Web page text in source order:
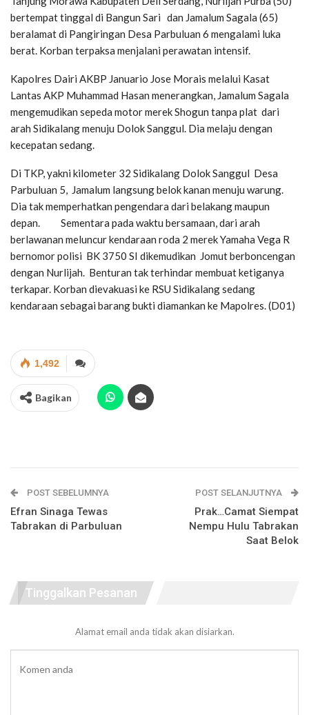
bertempat tinggal di Bangun Sari dan Jamalum Sagala (65)
beralamat di Pangiringan Desa Parbuluan 6 mengalami luka
berat. Korban terpaksa menjalani perawatan intensif.
Kapolres Dairi AKBP Januario Jose Morais melalui Kasat
Lantas AKP Muhammad Hasan menerangkan, Jamalum Sagala
mengemudikan sepeda motor merek Shogun tanpa plat dari
arah Sidikalang menuju Dolok Sanggul. Dia melaju dengan
kecepatan sedang.
Di TKP, yakni kilometer 32 Sidikalang Dolok Sanggul Desa
Parbuluan 5, Jamalum langsung belok kanan menuju warung.
Dia tak memperhatkan pengendara dari belakang maupun
depan. Sementara pada waktu bersamaan, dari arah
berlawanan meluncur kendaraan roda 2 merek Yamaha Vega R
bernomor polisi BK 3750 SI dikemudikan Jomut berboncengan
dengan Nurlijah. Benturan tak terhindar membuat ketiganya
terkapar. Korban dievakuasi ke RSU Sidikalang sedang
kendaraan sebagai barang bukti diamankan ke Mapolres. (D01)
1,492
Bagikan
POST SEBELUMNYA
Efran Sinaga Tewas
Tabrakan di Parbuluan
POST SELANJUTNYA
Prak…Camat Siempat
Nempu Hulu Tabrakan
Saat Belok
Tinggalkan Pesanan
Alamat email anda tidak akan disiarkan.